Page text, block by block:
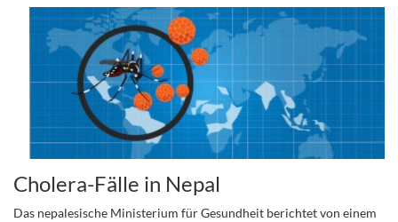
Cholera-Fälle in Nepal
Das nepalesische Ministerium für Gesundheit berichtet von einem